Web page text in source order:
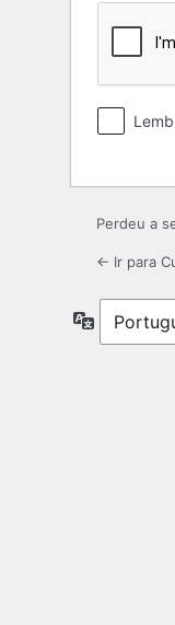
Perdeu a
← Ir para
Idioma